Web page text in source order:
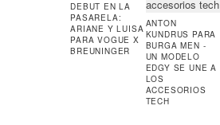
DEBUT EN LA
PASARELA:
ARIANE Y LUISA
PARA VOGUE X
BREUNINGER
ANTON
KUNDRUS PARA
BURGA MEN -
UN MODELO
EDGY SE UNE A
LOS
ACCESORIOS
TECH